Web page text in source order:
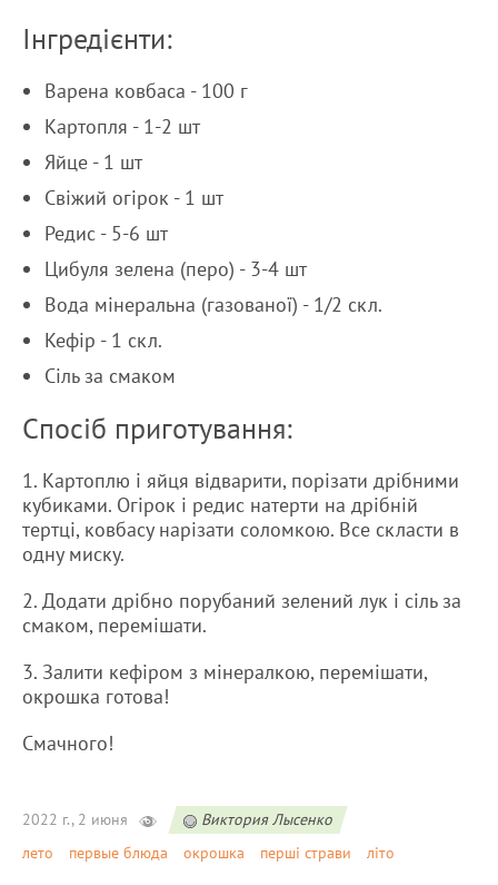
Інгредієнти:
Варена ковбаса - 100 г
Картопля - 1-2 шт
Яйце - 1 шт
Свіжий огірок - 1 шт
Редис - 5-6 шт
Цибуля зелена (перо) - 3-4 шт
Вода мінеральна (газованої) - 1/2 скл.
Кефір - 1 скл.
Сіль за смаком
Спосіб приготування:
1. Картоплю і яйця відварити, порізати дрібними
кубиками. Огірок і редис натерти на дрібній
тертці, ковбасу нарізати соломкою. Все скласти в
одну миску.
2. Додати дрібно порубаний зелений лук і сіль за
смаком, перемішати.
3. Залити кефіром з мінералкою, перемішати,
окрошка готова!
Смачного!
2022 г., 2 июня
Виктория Лысенко
лето
первые блюда окрошка перші страви літо